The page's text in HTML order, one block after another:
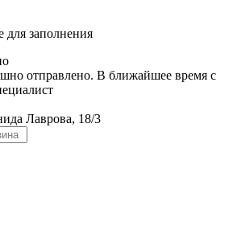
для заполнения
отправлено. В ближайшее время с
Лаврова, 18/3